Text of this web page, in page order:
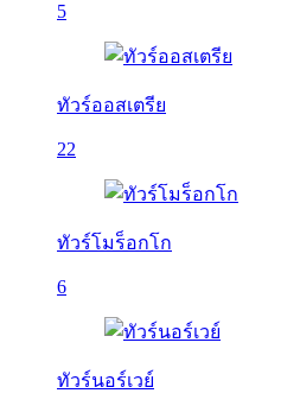
5
ทัวร์ออสเตรีย
22
ทัวร์โมร็อกโก
6
ทัวร์นอร์เวย์